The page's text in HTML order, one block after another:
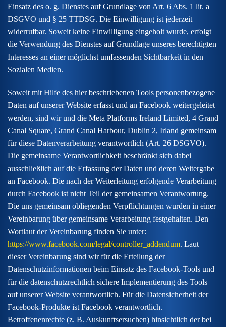
Einsatz des o. g. Dienstes auf Grundlage von Art. 6 Abs. 1 lit. a
DSGVO und § 25 TTDSG. Die Einwilligung ist jederzeit
widerrufbar. Soweit keine Einwilligung eingeholt wurde, erfolgt
die Verwendung des Dienstes auf Grundlage unseres berechtigten
Interesses an einer möglichst umfassenden Sichtbarkeit in den
Sozialen Medien.
Soweit mit Hilfe des hier beschriebenen Tools personenbezogene
Daten auf unserer Website erfasst und an Facebook weitergeleitet
werden, sind wir und die Meta Platforms Ireland Limited, 4 Grand
Canal Square, Grand Canal Harbour, Dublin 2, Irland gemeinsam
für diese Datenverarbeitung verantwortlich (Art. 26 DSGVO).
Die gemeinsame Verantwortlichkeit beschränkt sich dabei
ausschließlich auf die Erfassung der Daten und deren Weitergabe
an Facebook. Die nach der Weiterleitung erfolgende Verarbeitung
durch Facebook ist nicht Teil der gemeinsamen Verantwortung.
Die uns gemeinsam obliegenden Verpflichtungen wurden in einer
Vereinbarung über gemeinsame Verarbeitung festgehalten. Den
Wortlaut der Vereinbarung finden Sie unter:
https://www.facebook.com/legal/controller_addendum. Laut
dieser Vereinbarung sind wir für die Erteilung der
Datenschutzinformationen beim Einsatz des Facebook-Tools und
für die datenschutzrechtlich sichere Implementierung des Tools
auf unserer Website verantwortlich. Für die Datensicherheit der
Facebook-Produkte ist Facebook verantwortlich.
Betroffenenrechte (z. B. Auskunftsersuchen) hinsichtlich der bei